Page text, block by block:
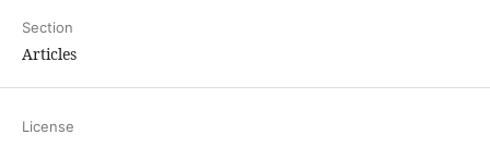
Section
Articles
License